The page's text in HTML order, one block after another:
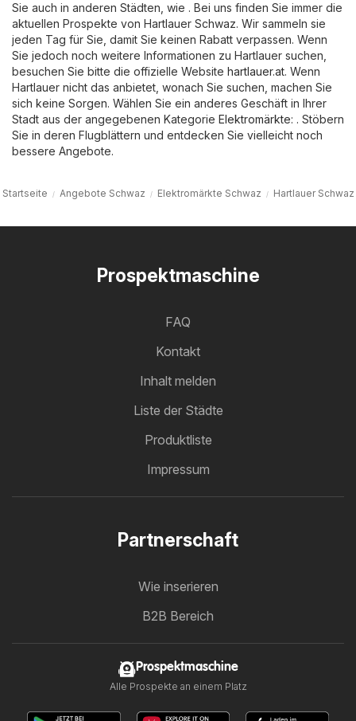
Sie auch in anderen Städten, wie . Bei uns finden Sie immer die
aktuellen Prospekte von Hartlauer Schwaz. Wir sammeln sie
jeden Tag für Sie, damit Sie keinen Rabatt verpassen. Wenn
Sie jedoch noch weitere Informationen zu Hartlauer suchen,
besuchen Sie bitte die offizielle Website hartlauer.at. Wenn
Hartlauer nicht das anbietet, wonach Sie suchen, machen Sie
sich keine Sorgen. Wählen Sie ein anderes Geschäft in Ihrer
Stadt aus der angegebenen Kategorie Elektromärkte: . Stöbern
Sie in deren Flugblättern und entdecken Sie vielleicht noch
bessere Angebote.
Startseite Angebote Schwaz Elektromärkte Schwaz Hartlauer Schwaz
Prospektmaschine
FAQ
Kontakt
Inhalt melden
Liste der Städte
Produktliste
Impressum
Partnerschaft
Wie inserieren
B2B Bereich
Prospektmaschine
Alle Prospekte an einem Platz